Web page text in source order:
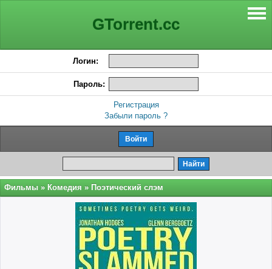
GTorrent.cc
Логин:
Пароль:
Регистрация
Забыли пароль ?
Фильмы » Комедия » Поэтический слэм